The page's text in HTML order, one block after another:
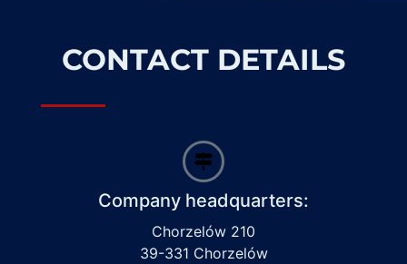
CONTACT DETAILS
Company headquarters:
Chorzelów 210
39-331 Chorzelów